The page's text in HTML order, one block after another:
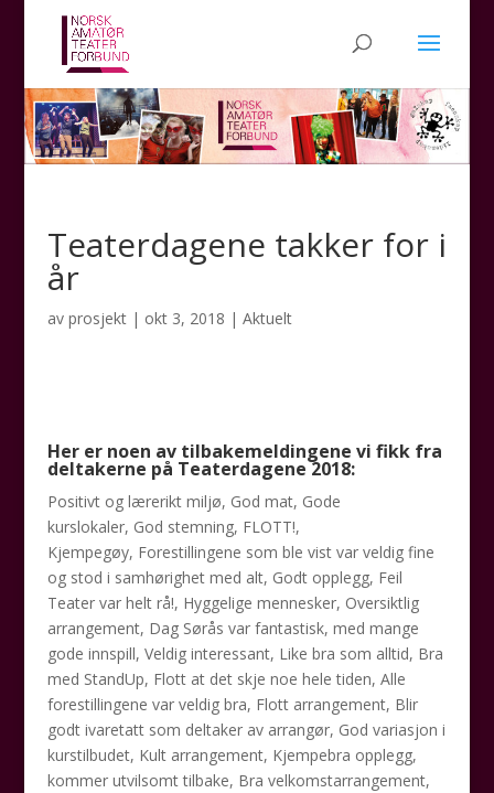
Teaterdagene takker for i
år
av prosjekt| okt 3, 2018 | Aktuelt
Her er noen av tilbakemeldingene vi fikk fra
deltakerne på Teaterdagene 2018:
Positivt og lærerikt miljø, God mat, Gode
kurslokaler, God stemning, FLOTT!,
Kjempegøy, Forestillingene som ble vist var veldig fine
og stod i samhørighet med alt, Godt opplegg, Feil
Teater var helt rå!, Hyggelige mennesker, Oversiktlig
arrangement, Dag Sørås var fantastisk, med mange
gode innspill, Veldig interessant, Like bra som alltid, Bra
med StandUp, Flott at det skje noe hele tiden, Alle
forestillingene var veldig bra, Flott arrangement, Blir
godt ivaretatt som deltaker av arrangør, God variasjon i
kurstilbudet, Kult arrangement, Kjempebra opplegg,
kommer utvilsomt tilbake, Bra velkomstarrangement,